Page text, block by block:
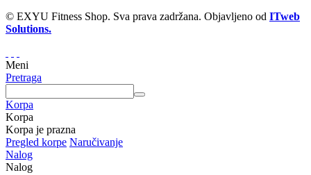
© EXYU Fitness Shop. Sva prava zadržana. Objavljeno od ITweb
Solutions.
Meni
Pretraga
Korpa
Korpa
Korpa je prazna
Pregled korpe Naručivanje
Nalog
Nalog